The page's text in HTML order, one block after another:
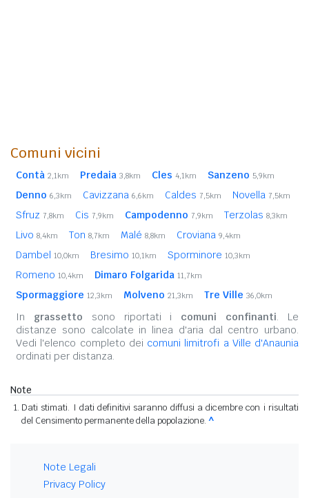
Comuni vicini
Contà 2,1km Predaia 3,8km Cles 4,1km Sanzeno 5,9km
Denno 6,3km Cavizzana 6,6km Caldes 7,5km Novella 7,5km
Sfruz 7,8km Cis 7,9km Campodenno 7,9km Terzolas 8,3km
Livo 8,4km Ton 8,7km Malé 8,8km Croviana 9,4km
Dambel 10,0km Bresimo 10,1km Sporminore 10,3km
Romeno 10,4km Dimaro Folgarida 11,7km
Spormaggiore 12,3km Molveno 21,3km Tre Ville 36,0km
In grassetto sono riportati i comuni confinanti. Le
distanze sono calcolate in linea d'aria dal centro urbano.
Vedi l'elenco completo dei comuni limitrofi a Ville d'Anaunia
ordinati per distanza.
Note
Dati stimati. I dati definitivi saranno diffusi a dicembre con i risultati
del Censimento permanente della popolazione. ^
Note Legali
Privacy Policy